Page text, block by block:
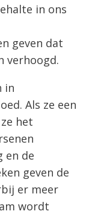
in ons
geven dat
verhoogd.
in
Als ze een
het
en de
geven de
er meer
wordt